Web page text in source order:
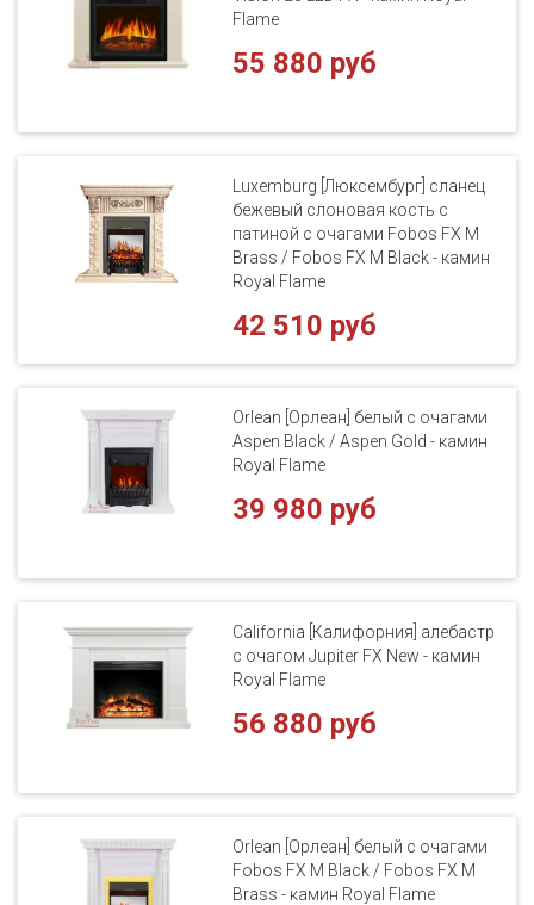
Flame
55 880 руб
Luxemburg [Люксембург] сланец
бежевый слоновая кость с
патиной с очагами Fobos FX M
Brass / Fobos FX M Black - камин
Royal Flame
42 510 руб
Orlean [Орлеан] белый с очагами
Aspen Black / Aspen Gold - камин
Royal Flame
39 980 руб
California [Калифорния] алебастр
с очагом Jupiter FX New - камин
Royal Flame
56 880 руб
Orlean [Орлеан] белый с очагами
Fobos FX M Black / Fobos FX M
Brass - камин Royal Flame